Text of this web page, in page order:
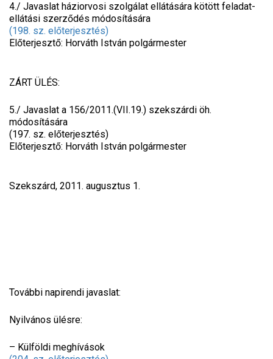
4./ Javaslat háziorvosi szolgálat ellátására kötött feladat-
ellátási szerződés módosítására
(198. sz. előterjesztés)
Előterjesztő: Horváth István polgármester
ZÁRT ÜLÉS:
5./ Javaslat a 156/2011.(VII.19.) szekszárdi öh.
módosítására
(197. sz. előterjesztés)
Előterjesztő: Horváth István polgármester
Szekszárd, 2011. augusztus 1.
További napirendi javaslat:
Nyilvános ülésre:
– Külföldi meghívások